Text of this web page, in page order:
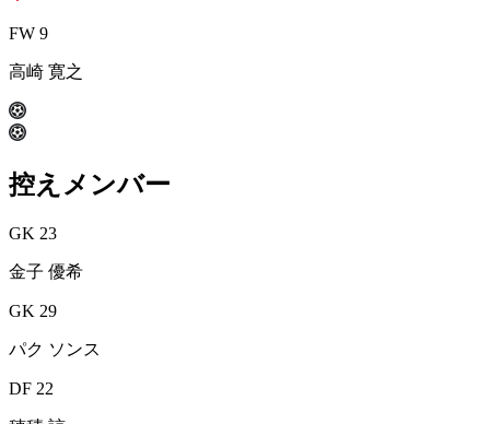
FW 9
高崎 寛之
控えメンバー
GK 23
金子 優希
GK 29
パク ソンス
DF 22